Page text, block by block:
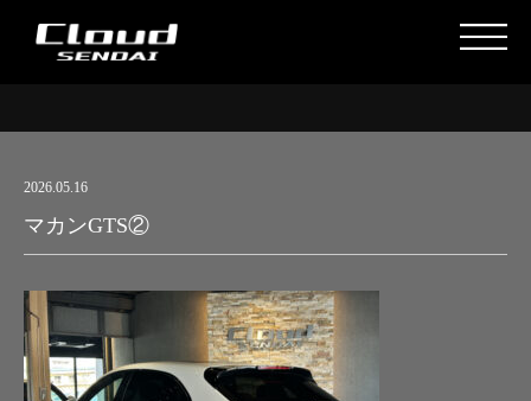
2026.05.16
マカンGTS②